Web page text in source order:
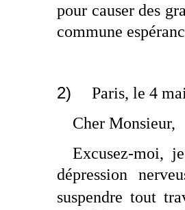
pour causer des
commune
2)
Paris, le 4
Cher Monsieur,
Excusez-moi,
dépression
suspendre tout